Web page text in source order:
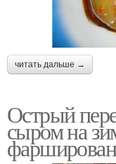
читать дальше →
Острый
сыром на